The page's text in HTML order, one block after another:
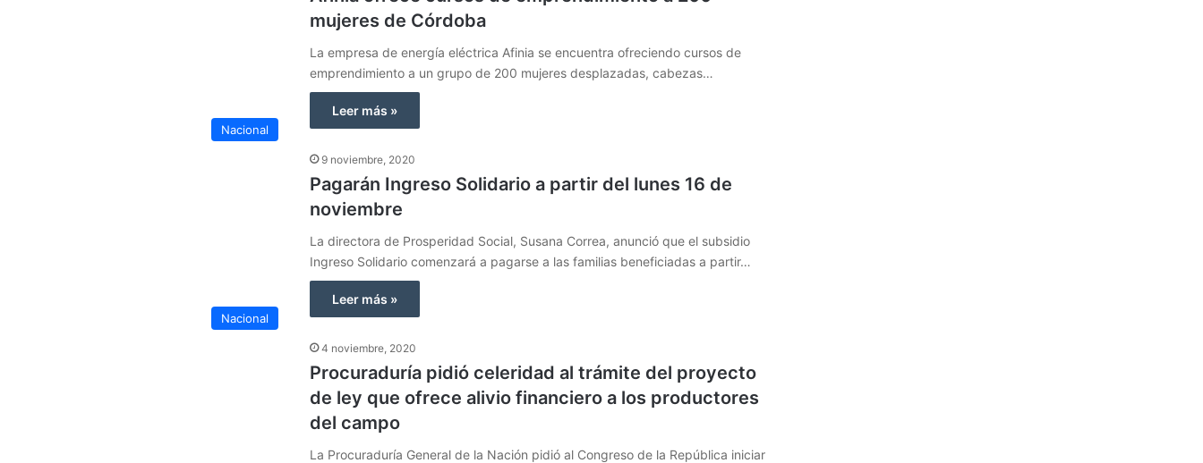
mujeres de Córdoba
La empresa de energía eléctrica Afinia se encuentra ofreciendo cursos de
emprendimiento a un grupo de 200 mujeres desplazadas, cabezas…
Leer más »
Nacional
9 noviembre, 2020
Pagarán Ingreso Solidario a partir del lunes 16 de
noviembre
La directora de Prosperidad Social, Susana Correa, anunció que el subsidio
Ingreso Solidario comenzará a pagarse a las familias beneficiadas a partir…
Leer más »
Nacional
4 noviembre, 2020
Procuraduría pidió celeridad al trámite del proyecto
de ley que ofrece alivio financiero a los productores
del campo
La Procuraduría General de la Nación pidió al Congreso de la República iniciar